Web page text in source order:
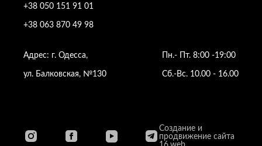
+38 050 151 91 01
+38 063 870 49 98
Пн.- Пт. 8:00 -19:00
Сб.-Вс. 10.00 - 16.00
Адрес: г. Одесса,
ул. Балковская, №130
Создание и
продвижение сайта